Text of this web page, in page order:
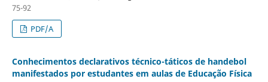
75-92
PDF/A
Conhecimentos declarativos técnico-táticos de handebol
manifestados por estudantes em aulas de Educação Física